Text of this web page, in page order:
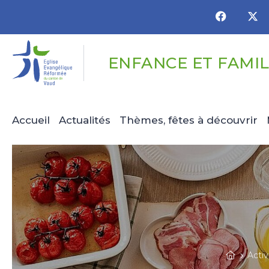
ENFANCE ET
Accueil Actualités Thèmes, fêtes à découvrir